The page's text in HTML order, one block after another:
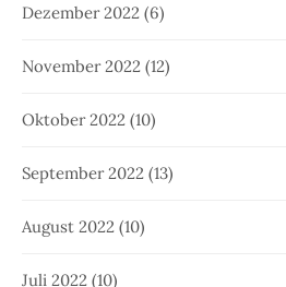
Dezember 2022 (6)
November 2022 (12)
Oktober 2022 (10)
September 2022 (13)
August 2022 (10)
Juli 2022 (10)